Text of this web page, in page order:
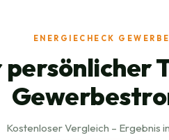
ENERGIECHECK
persönlicher
Kostenloser Vergleich – Ergebnis